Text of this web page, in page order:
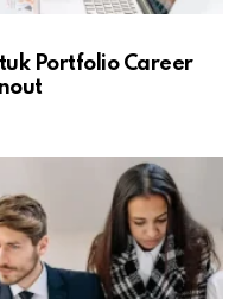
Portfolio Career